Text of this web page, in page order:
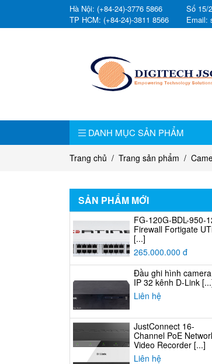
Hà Nội: (+84-24)-3776 5866
TP HCM: (+84-24)-3811 8566
Số 15/
Email:
DANH MỤC SẢN PHẨM
Trang chủ Trang sản phẩm
SẢN PHẨM MỚI
FG-120G-BDL-950-
Firewall Fortigate
[...]
265.000.000 đ
Đầu ghi hình camera
IP 32 kênh D-Link
Liên hệ
JustConnect 16-
Channel PoE
Video Recorder [...]
Liên hệ